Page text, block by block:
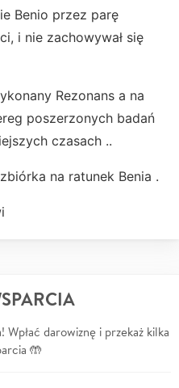
Benio przez parę
i nie zachowywał się
Rezonans a na
poszerzonych badań
czasach ..
na ratunek Benia .
Wpłać darowiznę i przekaż kilka
🤲